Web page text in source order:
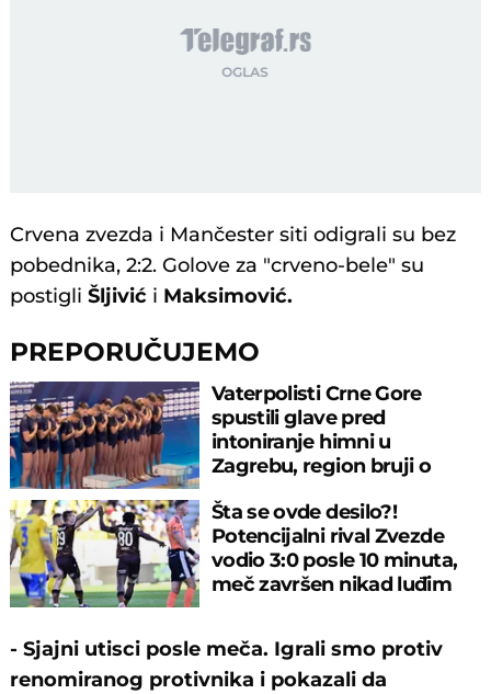
Crvena zvezda i Mančester siti odigrali su bez
pobednika, 2:2. Golove za "crveno-bele" su
postigliŠljivić i Maksimović.
PREPORUČUJEMO
Vaterpolisti Crne Gore
spustili glave pred
intoniranje himni u
Zagrebu, region bruji o
Šta se ovde desilo?!
Potencijalni rival Zvezde
vodio 3:0 posle 10 minuta,
meč završen nikad luđim
- Sjajni utisci posle meča. Igrali smo protiv
renomiranog protivnika i pokazali da